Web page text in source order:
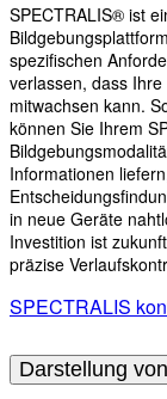
SPECTRALIS® ist
spezifischen
verlassen, dass
mitwachsen kann.
können Sie Ihrem
Informationen
in neue Geräte
Investition ist
präzise
SPECTRALIS
Darstellung